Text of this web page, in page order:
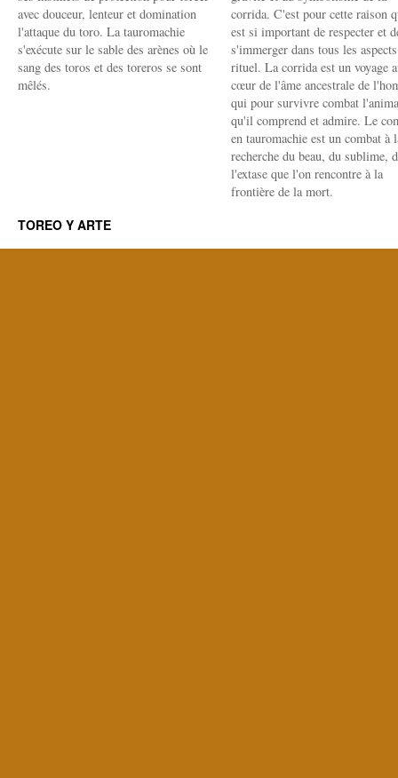
avec douceur, lenteur et domination
l'attaque du toro. La tauromachie
s'exécute sur le sable des arènes où le
sang des toros et des toreros se sont
mêlés.
corrida. C'est pour cette raison
est si important de respecter et
s'immerger dans tous les
rituel. La corrida est un voyage
cœur de l'âme ancestrale de
qui pour survivre combat
qu'il comprend et admire. Le
en tauromachie est un combat à
recherche du beau, du sublime,
l'extase que l'on rencontre à la
frontière de la mort.
TOREO Y ARTE